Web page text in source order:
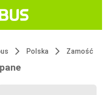
Polska Zamość